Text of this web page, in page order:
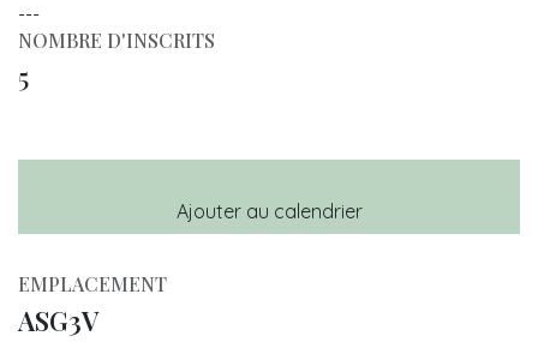
---
NOMBRE D'INSCRITS
5
Ajouter au calendrier
EMPLACEMENT
ASG3V